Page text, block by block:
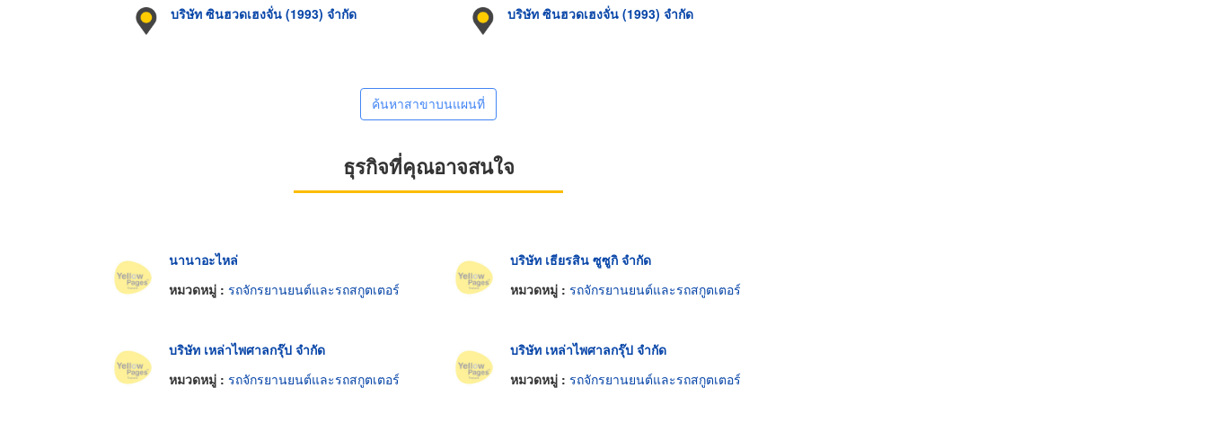
บริษัท ซินฮวดเฮงจั่น (1993) จำกัด บริษัท ซินฮวดเฮงจั่น (1993) จำกัด
ค้นหาสาขาบนแผนที่
ธุรกิจที่คุณอาจสนใจ
นานาอะไหล่
หมวดหมู่ : รถจักรยานยนต์และรถสกูตเตอร์
บริษัท เธียรสิน ซูซูกิ จำกัด
หมวดหมู่ : รถจักรยานยนต์และรถสกูตเตอร์
บริษัท เหล่าไพศาลกรุ๊ป จำกัด
หมวดหมู่ : รถจักรยานยนต์และรถสกูตเตอร์
บริษัท เหล่าไพศาลกรุ๊ป จำกัด
หมวดหมู่ : รถจักรยานยนต์และรถสกูตเตอร์